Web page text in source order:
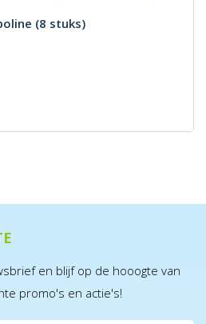
(8 stuks)
en blijf op de hooogte van
promo's en actie's!